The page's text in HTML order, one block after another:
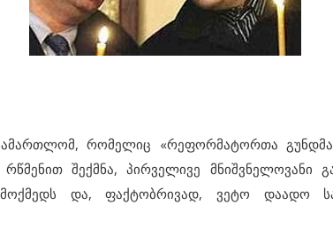
რომელიც «რეფორმატორთა
რწმენით შექმნა, პირველივე მნიშვნელოვანი
და, ფაქტობრივად, ვეტო დაადო